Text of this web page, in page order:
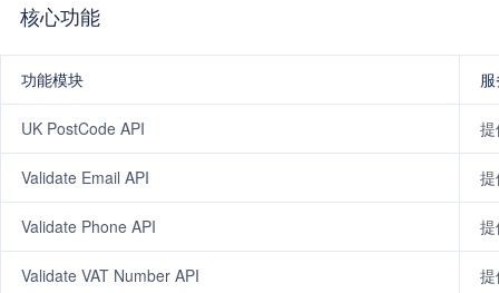
核心功能
功能模块
UK PostCode API
Validate Email API
Validate Phone API
Validate VAT Number API